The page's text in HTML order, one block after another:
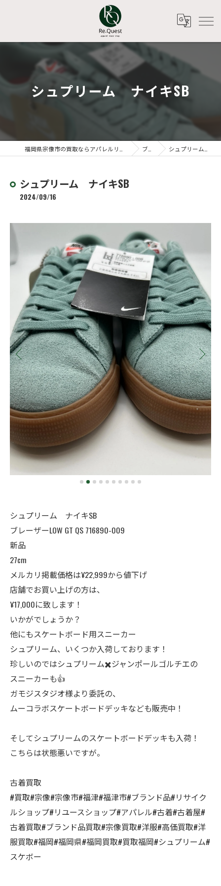
シュプリーム ナイキSB
ブログ シュプリーム ナイキSB
シュプリーム ナイキSB
2024/09/16
シュプリーム ナイキSB
ブレーザーLOW GT QS 716890-009
新品
27cm
メルカリ掲載価格は¥22,999から値下げ
店舗でお買い上げの方は、
¥17,000に致します！
いかがでしょうか？
他にもスケートボード用スニーカー
シュプリーム、いくつか入荷しております！
珍しいのではシュプリーム✖️ジャンポールゴルチエの
スニーカーも👍
ガモジスタジオ様より委託の、
ムーコラボスケートボードデッキなども販売中！
そしてシュプリームのスケートボードデッキも入荷！
こちらは状態悪いですが。
古着買取
#買取#宗像#宗像市#福津#福津市#ブランド品#リサイク
ルショップ#リユースショップ#アパレル#古着#古着屋#
古着買取#ブランド品買取#宗像買取#洋服#高価買取#洋
服買取#福岡#福岡県#福岡買取#買取福岡#シュプリーム#
スケボー